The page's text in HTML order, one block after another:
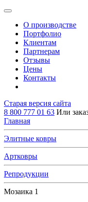
О производстве
Портфолио
Клиентам
Партнерам
Отзывы
Цены
Контакты
Старая версия сайта
8 800 777 01 63 Или
Главная
Элитные ковры
Артковры
Репродукции
Мозаика 1